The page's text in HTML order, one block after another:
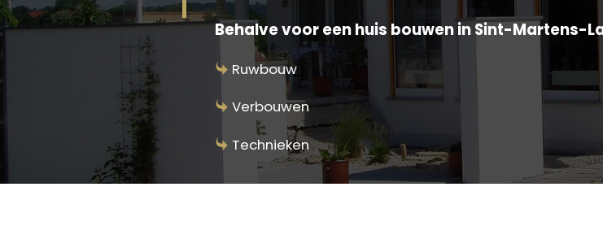
Behalve voor een huis bouwen in Sint-Martens-
Ruwbouw
Verbouwen
Technieken